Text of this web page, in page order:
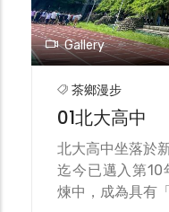
Gallery
茶鄉漫步
01北大高中
北大高中坐落於
迄今已邁入第10
煉中，成為具有